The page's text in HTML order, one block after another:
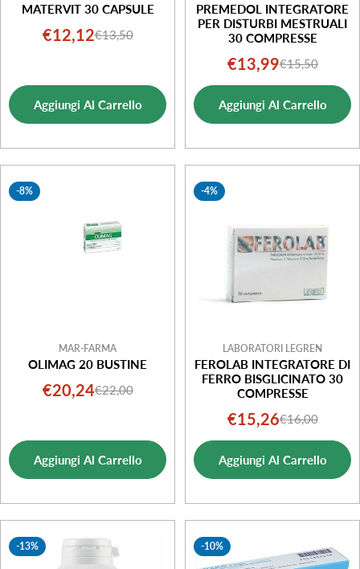
MATERVIT 30 CAPSULE
Prezzo
vendita
€12,12Prezzo
€13,50
Aggiungi Al Carrello
PREMEDOL INTEGRATORE
PER DISTURBI MESTRUALI
30 COMPRESSE
Prezzo
di
vendita
€13,99Prezzo
normale
€15,50
Aggiungi Al Carrello
-8%
MAR-FARMA
OLIMAG 20 BUSTINE
Prezzo
vendita
€20,24Prezzo
€22,00
Aggiungi Al Carrello
-4%
LABORATORI LEGREN
FEROLAB INTEGRATORE DI
FERRO BISGLICINATO 30
COMPRESSE
Prezzo
di
vendita
€15,26Prezzo
normale
€16,00
Aggiungi Al Carrello
-13% -10%